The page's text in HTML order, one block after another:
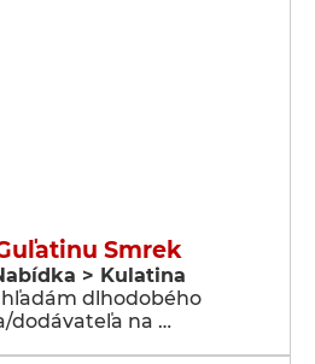
Smrek
> Kulatina
dlhodobého
dodávateľa na …